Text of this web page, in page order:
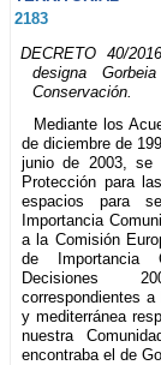
2183
DECRETO 40/
designa
Conservación.
Mediante los
de diciembre de
junio de 2003, se
Protección para
espacios para
Importancia
a la Comisión
de Importancia
Decisiones
correspondientes
y mediterránea
nuestra
encontraba el de